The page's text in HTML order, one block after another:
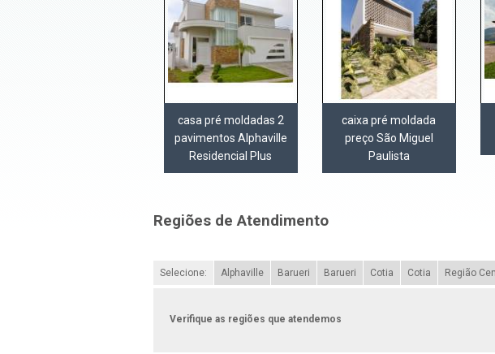
casa pré moldadas 2
pavimentos Alphaville
Residencial Plus
caixa pré moldada
preço São Miguel
Paulista
Regiões de Atendimento
Selecione: Alphaville Barueri Barueri Cotia Cotia Região
Verifique as regiões que atendemos